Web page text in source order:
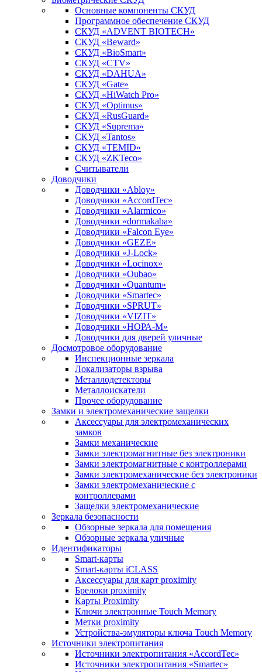
Основные компоненты СКУД
Программное обеспечение СКУД
СКУД «ADVENT BIOTECH»
СКУД «Beward»
СКУД «BioSmart»
СКУД «CTV»
СКУД «DAHUA»
СКУД «Gate»
СКУД «HiWatch Pro»
СКУД «Optimus»
СКУД «RusGuard»
СКУД «Suprema»
СКУД «Tantos»
СКУД «TEMID»
СКУД «ZKTeco»
Считыватели
Доводчики
Доводчики «Abloy»
Доводчики «AccordTec»
Доводчики «Alarmico»
Доводчики «dormakaba»
Доводчики «Falcon Eye»
Доводчики «GEZE»
Доводчики «J-Lock»
Доводчики «Locinox»
Доводчики «Oubao»
Доводчики «Quantum»
Доводчики «Smartec»
Доводчики «SPRUT»
Доводчики «VIZIT»
Доводчики «НОРА-М»
Доводчики для дверей уличные
Досмотровое оборудование
Инспекционные зеркала
Локализаторы взрыва
Металлодетекторы
Металлоискатели
Прочее оборудование
Замки и электромеханические защелки
Аксессуары для электромеханических
замков
Замки механические
Замки электромагнитные без электроники
Замки электромагнитные с контроллерами
Замки электромеханические без электроники
Замки электромеханические с
контроллерами
Защелки электромеханические
Зеркала безопасности
Обзорные зеркала для помещения
Обзорные зеркала уличные
Идентификаторы
Smart-карты
Smart-карты iCLASS
Аксессуары для карт proximitу
Брелоки proximity
Карты Proximity
Ключи электронные Touch Memory
Метки proximity
Устройства-эмуляторы ключа Touch Memory
Источники электропитания
Источники электропитания «AccordTec»
Источники электропитания «Smartec»